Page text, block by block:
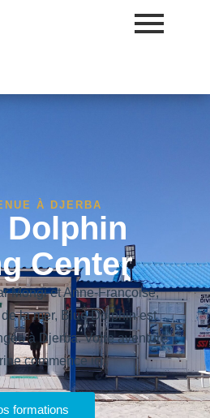
À DJERBA
Dolphin
Center
Mongi et Anne-Françoise,
la mer, Blue Dolphin est
à Djerba. Votre aventure
commence ici.
formations